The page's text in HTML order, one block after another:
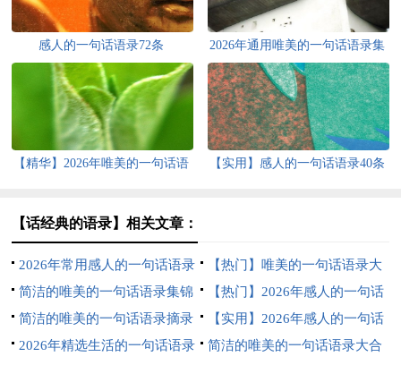
感人的一句话语录72条
2026年通用唯美的一句话语录集
合53句
【精华】2026年唯美的一句话语
【实用】感人的一句话语录40条
【话经典的语录】相关文章：
2026年常用感人的一句话语录
集合51条
【热门】唯美的一句话语录大
集合52句
简洁的唯美的一句话语录集锦
72句
【热门】2026年感人的一句话
语录集合65句
简洁的唯美的一句话语录摘录
62句
【实用】2026年感人的一句话
语录摘录37条
2026年精选生活的一句话语录
简洁的唯美的一句话语录大合